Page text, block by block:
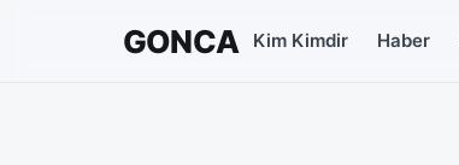
GONCA Kim Kimdir Haber